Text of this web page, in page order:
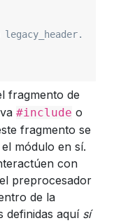
fragmento de
#include o
fragmento se
módulo en sí.
con
preprocesador
de la
definidas aquí sí